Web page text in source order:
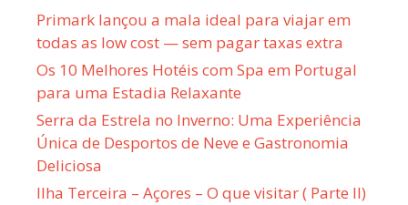
Primark lançou a mala ideal para viajar em
todas as low cost — sem pagar taxas extra
Os 10 Melhores Hotéis com Spa em Portugal
para uma Estadia Relaxante
Serra da Estrela no Inverno: Uma Experiência
Única de Desportos de Neve e Gastronomia
Deliciosa
Ilha Terceira – Açores – O que visitar ( Parte II)